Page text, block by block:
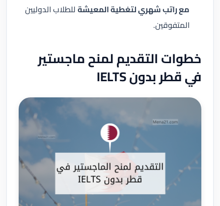
مع راتب شهري لتغطية المعيشةللطلاب الدوليين
المتفوقين.
خطوات التقديم لمنح ماجستير
في قطر بدون IELTS